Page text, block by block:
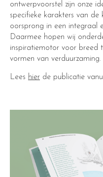
ontwerpvoorstel zijn onze
specifieke karakters van de
oorsprong in een integraal
Daarmee hopen wij
inspiratiemotor voor breed
vormen van verduurzaming.
Lees hier de publicatie